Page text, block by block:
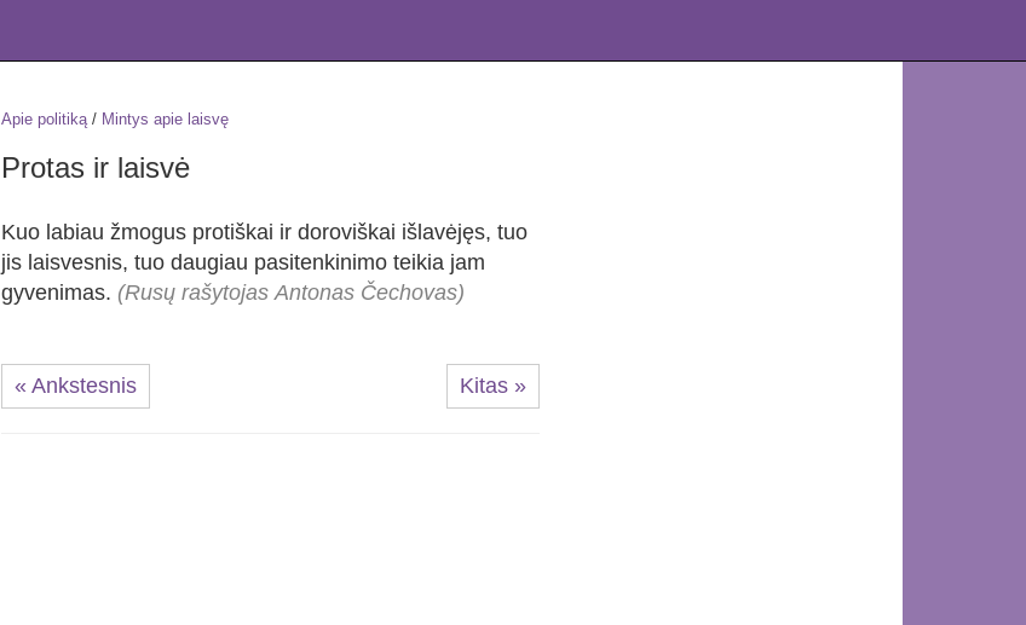
Apie politiką/ Mintys apie laisvę
Protas ir laisvė
Kuo labiau žmogus protiškai ir doroviškai išlavėjęs, tuo
jis laisvesnis, tuo daugiau pasitenkinimo teikia jam
gyvenimas. (Rusų rašytojas Antonas Čechovas)
« Ankstesnis Kitas »